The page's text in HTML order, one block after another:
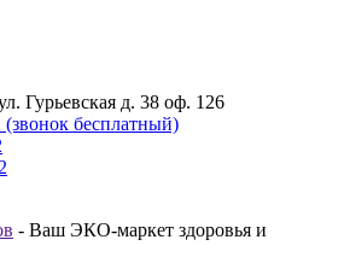
Гурьевская д. 38 оф. 126
(звонок бесплатный)
- Ваш ЭКО-маркет здоровья и